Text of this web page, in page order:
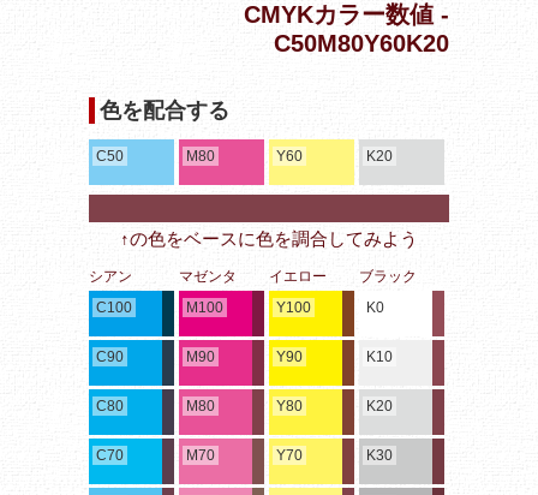
CMYKカラー数値 -
C50M80Y60K20
色を配合する
C50 M80 Y60 K20
↑の色をベースに色を調合してみよう
シアン
C100
C90
C80
C70
マゼンタ
M100
M90
M80
M70
イエロー
Y100
Y90
Y80
Y70
ブラック
K0
K10
K20
K30